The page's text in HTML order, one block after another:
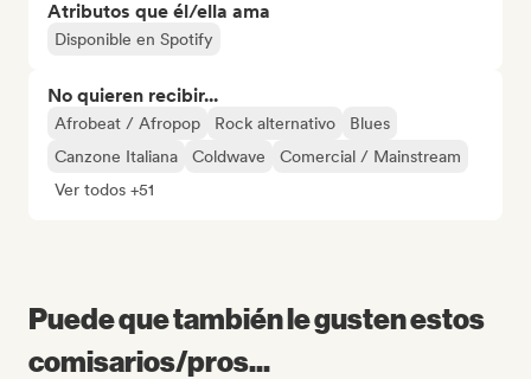
Atributos que él/ella ama
Disponible en Spotify
No quieren recibir...
Afrobeat / Afropop Rock alternativo
Blues
Canzone Italiana
Coldwave
Comercial / Mainstream
Ver todos +51
Puede que también le gusten estos
comisarios/pros...